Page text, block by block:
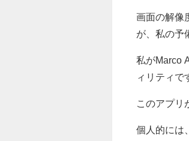
画面の解像
が、私の予
私がMarco
ィリティで
このアプリ
個人的には